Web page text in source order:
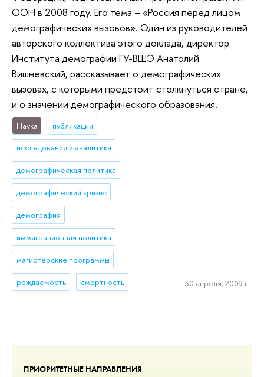
ПРИОРИТЕТНЫЕ НАПРАВЛЕНИЯ
ООН в 2008 году. Его тема – «Россия перед лицом
демографических вызовов». Один из руководителей
авторского коллектива этого доклада, директор
Института демографии ГУ-ВШЭ Анатолий
Вишневский, рассказывает о демографических
вызовах, с которыми предстоит столкнуться стране,
и о значении демографического образования.
Наука публикации
исследования и аналитика
демографическая политика
демографический кризис
демография
иммиграционная политика
магистерские программы
рождаемость смертность 30 апреля, 2009 г.